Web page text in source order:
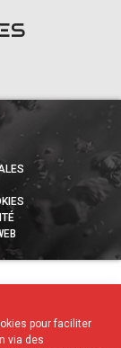
pour faciliter
via des